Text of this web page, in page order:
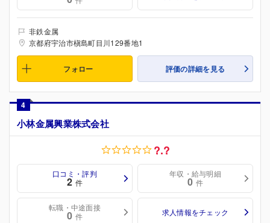
非鉄金属
京都府宇治市槇島町目川129番地1
フォロー 評価の詳細を見る
4
小林金属興業株式会社
?.?
口コミ・評判
2 件
年収・給与明細
0 件
転職・中途面接
0 件 求人情報をチェック